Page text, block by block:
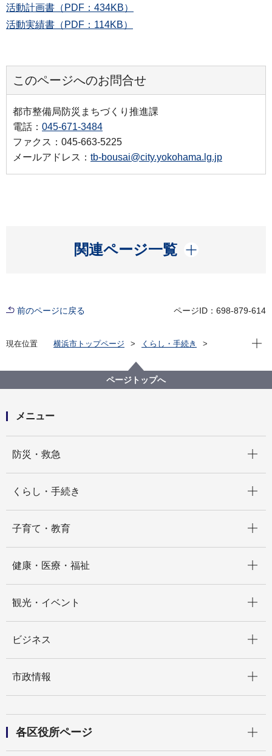
活動計画書（PDF：434KB）
活動実績書（PDF：114KB）
このページへのお問合せ
都市整備局防災まちづくり推進課
電話： 045-671-3484
ファクス：045-663-5225
メールアドレス： tb-bousai@city.yokohama.lg.jp
関連ページ一覧
開く
前のページに戻る ページID：698-879-614
現在位置 横浜市トップページ
くらし・手続き
市民主体のまちづくり
まちの将来像、決まり事をつくるには
まちの将来像をつくる（地域まちづくりプラン）
現在
ページトップへ
メニュー
防災・救急
くらし・手続き
子育て・教育
健康・医療・福祉
観光・イベント
ビジネス
市政情報
各区役所ページ